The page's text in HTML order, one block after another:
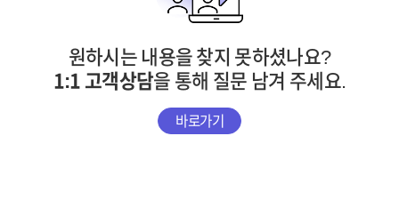
원하시는 내용을 찾지 못하셨나요?
1:1 고객상담을 통해 질문 남겨 주세요.
바로가기